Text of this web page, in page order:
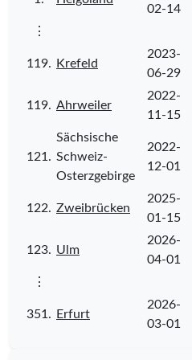
02-14
⋮
119. Krefeld
2023-
06-29
119. Ahrweiler
2022-
11-15
121.
Sächsische
Schweiz-
Osterzgebirge
2022-
12-01
122. Zweibrücken
2025-
01-15
123. Ulm
2026-
04-01
⋮
351. Erfurt
2026-
03-01